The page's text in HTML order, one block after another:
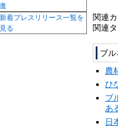
関連
関連
ブ
農
ひ
ブ
あ
日
進
新着プレスリリース一覧を
見る